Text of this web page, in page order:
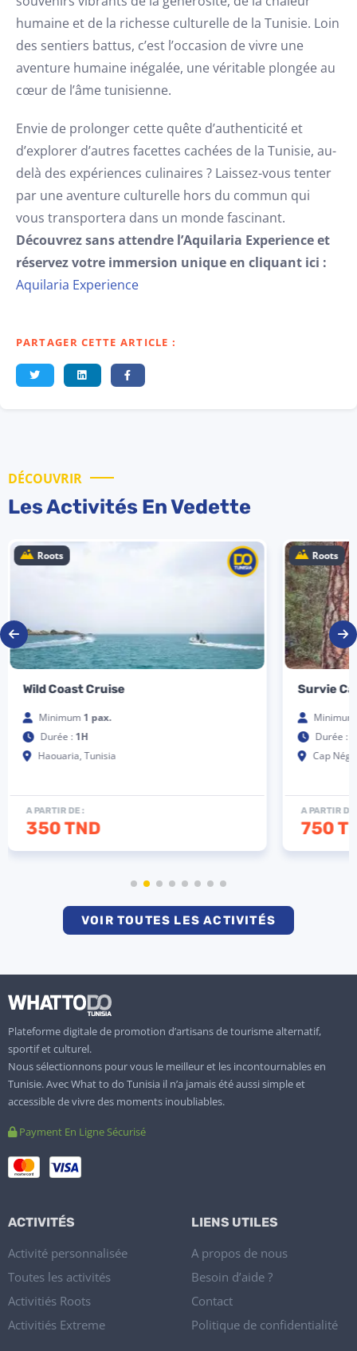
humaine et de la richesse culturelle de la Tunisie. Loin
des sentiers battus, c’est l’occasion de vivre une
aventure humaine inégalée, une véritable plongée au
cœur de l’âme tunisienne.
Envie de prolonger cette quête d’authenticité et
d’explorer d’autres facettes cachées de la Tunisie, au-
delà des expériences culinaires ? Laissez-vous tenter
par une aventure culturelle hors du commun qui
vous transportera dans un monde fascinant.
Découvrez sans attendre l’Aquilaria Experience et
réservez votre immersion unique en cliquant ici :
Aquilaria Experience
PARTAGER CETTE ARTICLE :
DÉCOUVRIR
Les Activités En Vedette
Roots
Wild Coast Cruise
Minimum 1 pax.
Durée : 1H
Haouaria, Tunisia
A PARTIR DE :
350 TND
Roots
Survie
Durée :
Cap
A PARTIR DE
750
VOIR TOUTES LES ACTIVITÉS
Plateforme digitale de promotion d’artisans de tourisme alternatif,
sportif et culturel.
Nous sélectionnons pour vous le meilleur et les incontournables en
Tunisie. Avec What to do Tunisia il n’a jamais été aussi simple et
accessible de vivre des moments inoubliables.
Payment En Ligne Sécurisé
ACTIVITÉS
Activité personnalisée
Toutes les activités
Activitiés Roots
Activitiés Extreme
LIENS UTILES
A propos de nous
Besoin d’aide ?
Contact
Politique de confidentialité